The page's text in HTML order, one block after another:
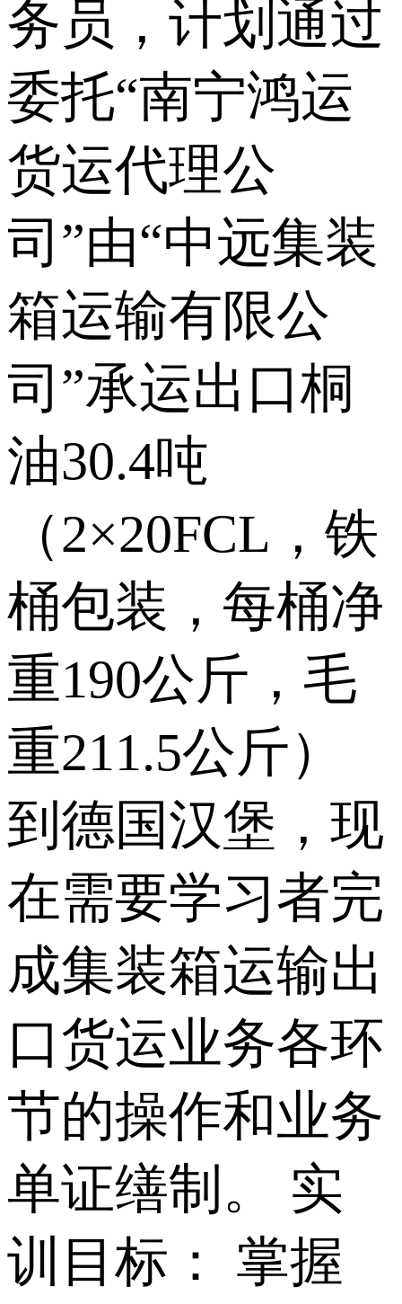
务员，计划通过
委托“南宁鸿运
货运代理公
司”由“中远集装
箱运输有限公
司”承运出口桐
油30.4吨
（2×20FCL，铁
桶包装，每桶净
重190公斤，毛
重211.5公斤）
到德国汉堡，现
在需要学习者完
成集装箱运输出
口货运业务各环
节的操作和业务
单证缮制。 实
训目标： 掌握